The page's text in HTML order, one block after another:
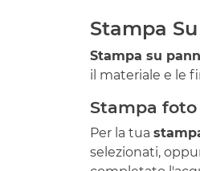
Stampa
Stampa su
il materiale e le
Stampa
Per la tua
selezionati,